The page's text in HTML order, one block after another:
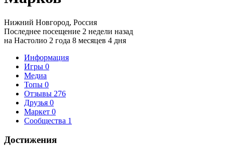
Нижний Новгород, Россия
Последнее посещение 2 недели назад
на Настолио 2 года 8 месяцев 4 дня
Информация
Игры 0
Медиа
Топы 0
Отзывы 276
Друзья 0
Маркет 0
Сообщества 1
Достижения